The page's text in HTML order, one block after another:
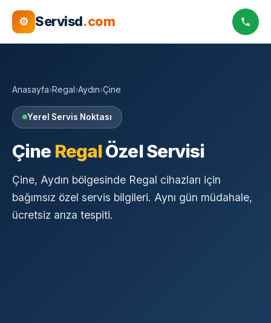
⚙ Servisd.com
Anasayfa›Regal›Aydın›Çine
Yerel Servis Noktası
Çine RegalÖzel Servisi
Çine, Aydın bölgesinde Regal cihazları için
bağımsız özel servis bilgileri. Aynı gün müdahale,
ücretsiz arıza tespiti.